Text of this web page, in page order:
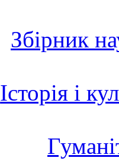
Збірник
Історія і